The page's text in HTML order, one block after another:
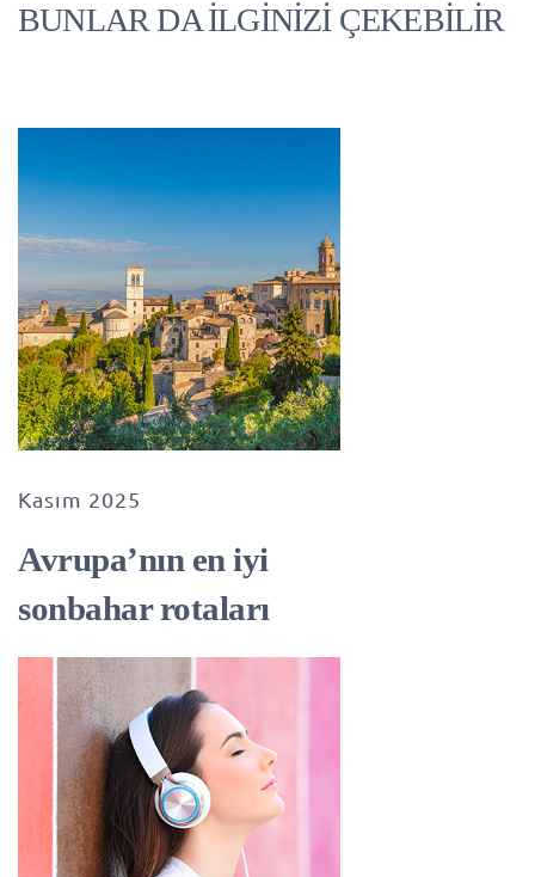
BUNLAR DA İLGİNİZİ ÇEKEBİLİR
Kasım 2025
Avrupa’nın en iyi
sonbahar rotaları